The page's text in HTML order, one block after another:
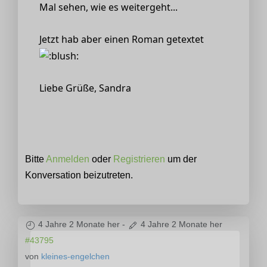
Mal sehen, wie es weitergeht...
Jetzt hab aber einen Roman getextet
Liebe Grüße, Sandra
BitteAnmelden oder Registrieren um der
Konversation beizutreten.
4 Jahre 2 Monate her -
4 Jahre 2 Monate her
#43795
von kleines-engelchen